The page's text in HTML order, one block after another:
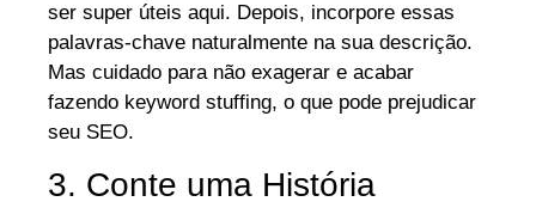
ser super úteis aqui. Depois, incorpore essas
palavras-chave naturalmente na sua descrição.
Mas cuidado para não exagerar e acabar
fazendo keyword stuffing, o que pode prejudicar
seu SEO.
3. Conte uma História